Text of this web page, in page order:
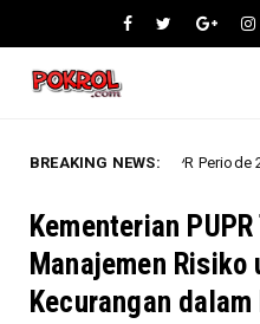
BREAKING NEWS:
732 Anggota MPR Periode 2024-
Kementerian
Manajemen Risiko
Kecurangan